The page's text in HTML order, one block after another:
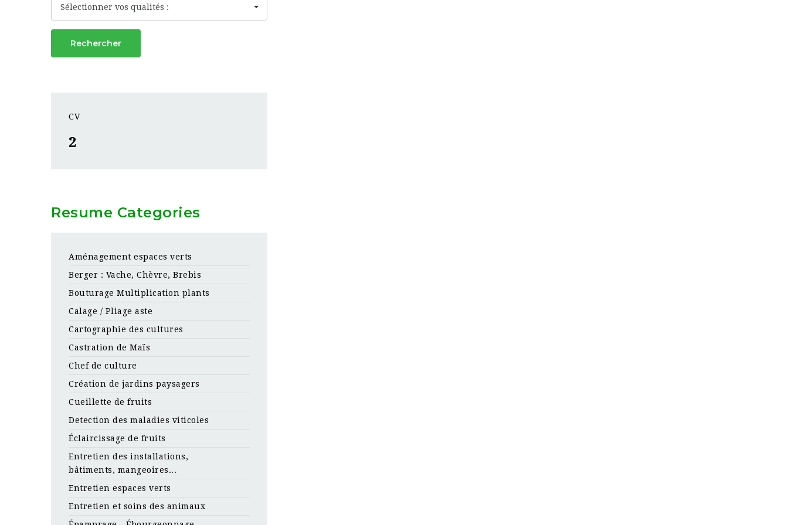
Sélectionner vos qualités :
Rechercher
CV
2
Resume Categories
Aménagement espaces verts
Berger : Vache, Chèvre, Brebis
Bouturage Multiplication plants
Calage / Pliage aste
Cartographie des cultures
Castration de Maïs
Chef de culture
Création de jardins paysagers
Cueillette de fruits
Detection des maladies viticoles
Éclaircissage de fruits
Entretien des installations,
bâtiments, mangeoires...
Entretien espaces verts
Entretien et soins des animaux